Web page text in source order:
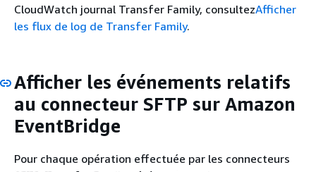
CloudWatch journal Transfer Family, consultezAfficher
les flux de log de Transfer Family.
Afficher les événements relatifs
au connecteur SFTP sur Amazon
EventBridge
Pour chaque opération effectuée par les connecteurs